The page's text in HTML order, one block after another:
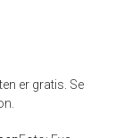
er gratis. Se